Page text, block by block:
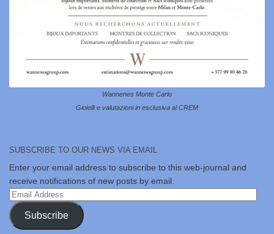
Wannenes Monte Carlo
Gioielli e valutazioni in esclusiva al CREM
SUBSCRIBE TO OUR NEWS VIA EMAIL
Enter your email address to subscribe to this web-journal and
receive notifications of new posts by email.
Email
Address
Subscribe